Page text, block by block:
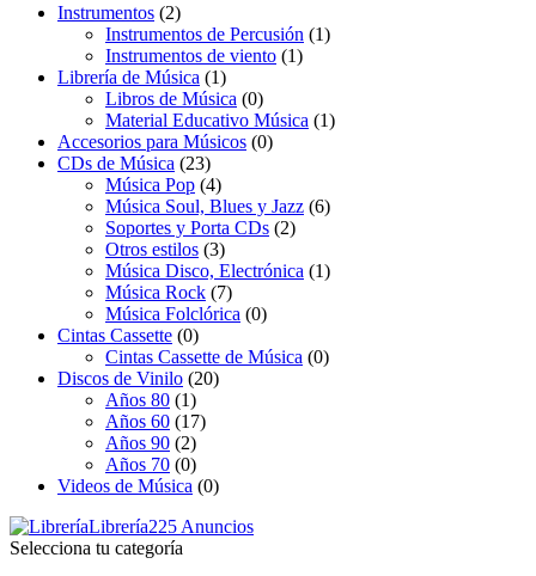
Instrumentos (2)
Instrumentos de Percusión (1)
Instrumentos de viento (1)
Librería de Música (1)
Libros de Música (0)
Material Educativo Música (1)
Accesorios para Músicos (0)
CDs de Música (23)
Música Pop (4)
Música Soul, Blues y Jazz (6)
Soportes y Porta CDs (2)
Otros estilos (3)
Música Disco, Electrónica (1)
Música Rock (7)
Música Folclórica (0)
Cintas Cassette (0)
Cintas Cassette de Música (0)
Discos de Vinilo (20)
Años 80 (1)
Años 60 (17)
Años 90 (2)
Años 70 (0)
Videos de Música (0)
Librería225 Anuncios
Selecciona tu categoría